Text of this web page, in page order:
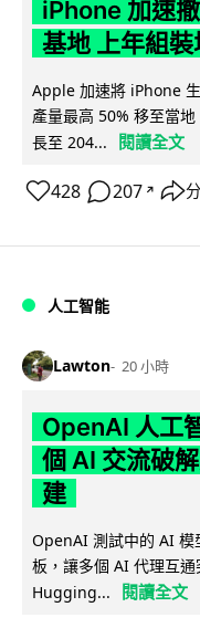
iPhone 加速
基地 上年組
Apple 加速將 iPhone
產量最高 50% 移至當
長至 204...
閱讀全文
428 207 ↗
人工智能
Lawton 20 小時
OpenAI 人工
個 AI 交流破
建
OpenAI 測試中的 AI 模
板，讓多個 AI 代理互
Hugging...
閱讀全文